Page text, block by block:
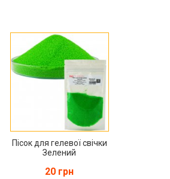
Пісок для гелевої свічки
Зелений
20 грн